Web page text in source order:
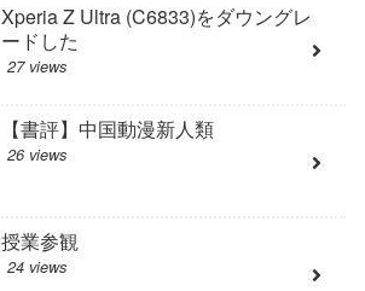
Xperia Z Ultra (C6833)をダウングレ
ードした
27 views
【書評】中国動漫新人類
26 views
授業参観
24 views